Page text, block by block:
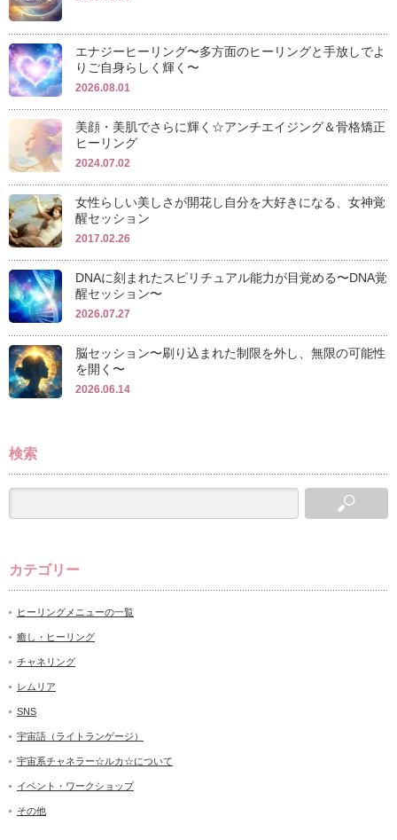
エナジーヒーリング〜多方面のヒーリングと手放しでよ
りご自身らしく輝く〜
2026.08.01
美顔・美肌でさらに輝く☆アンチエイジング＆骨格矯正
ヒーリング
2024.07.02
女性らしい美しさが開花し自分を大好きになる、女神覚
醒セッション
2017.02.26
DNAに刻まれたスピリチュアル能力が目覚める〜DNA覚
醒セッション〜
2026.07.27
脳セッション〜刷り込まれた制限を外し、無限の可能性
を開く〜
2026.06.14
検索
カテゴリー
ヒーリングメニューの一覧
癒し・ヒーリング
チャネリング
レムリア
SNS
宇宙語（ライトランゲージ）
宇宙系チャネラー☆ルカ☆について
イベント・ワークショップ
その他